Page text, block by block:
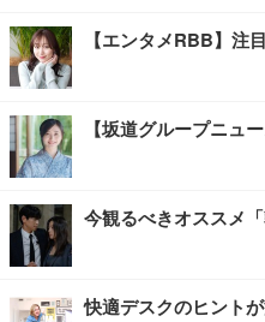
【エンタメRBB】注
【坂道グループニュ
今観るべきオススメ「
快適デスクのヒント